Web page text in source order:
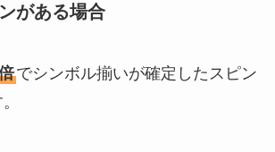
がある場合
でシンボル揃いが確定したスピン